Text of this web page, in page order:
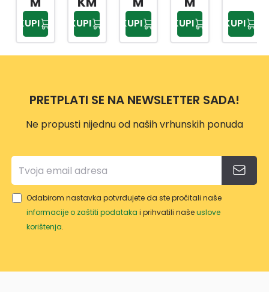
A
1/2-
3/8
KUPI
KOVI
NA
KV21
04
KUPI
SA
ISPU
SNO
M
KOVI
KUPI
1/2
KOVI
NA
UKRA
0
KUPI KUPI
PRETPLATI SE NA NEWSLETTER SADA!
Ne propusti nijednu od naših vrhunskih ponuda
Odabirom nastavka potvrđujete da ste pročitali naše
informacije o zaštiti podataka i prihvatili našeuslove
korištenja.